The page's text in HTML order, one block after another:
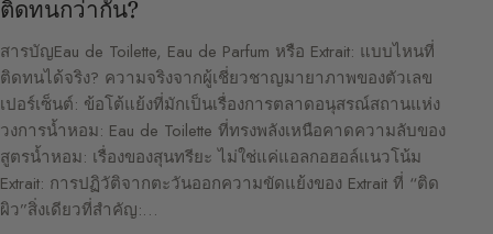
ติดทนกว่ากัน?
สารบัญEau de Toilette, Eau de Parfum หรือ Extrait: แบบไหนที่
ติดทนได้จริง? ความจริงจากผู้เชี่ยวชาญมายาภาพของตัวเลข
เปอร์เซ็นต์: ข้อโต้แย้งที่มักเป็นเรื่องการตลาดอนุสรณ์สถานแห่ง
วงการน้ำหอม: Eau de Toilette ที่ทรงพลังเหนือคาดความลับของ
สูตรน้ำหอม: เรื่องของสุนทรียะ ไม่ใช่แค่แอลกอฮอล์แนวโน้ม
Extrait: การปฏิวัติจากตะวันออกความขัดแย้งของ Extrait ที่ “ติด
ผิว”สิ่งเดียวที่สำคัญ:…